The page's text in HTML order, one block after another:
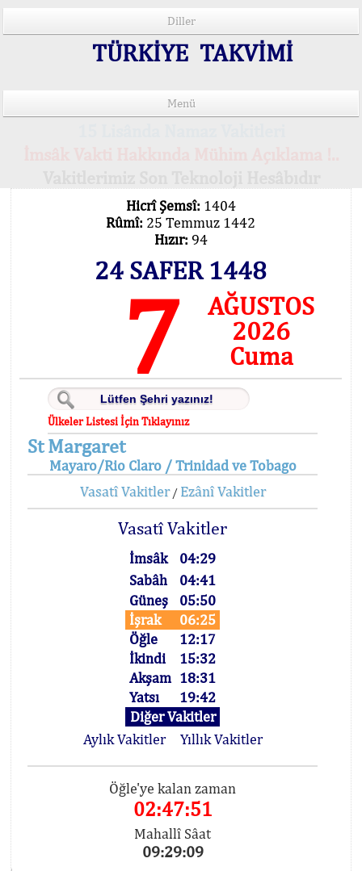
Diller
TÜRKİYE TAKVİMİ
Menü
Hicrî Şemsî: 1404
Rûmî: 25 Temmuz 1442
Hızır: 94
24 SAFER 1448
7
AĞUSTOS
2026
Cuma
Ülkeler Listesi İçin Tıklayınız
St Margaret
Mayaro/Rio Claro / Trinidad ve Tobago
Vasatî Vakitler/ Ezânî Vakitler
Vasatî Vakitler
İmsâk
04:29
Sabâh
04:41
Güneş
05:50
İşrak
06:25
Öğle
12:17
İkindi
15:32
Akşam 18:31
Yatsı
19:42
Diğer Vakitler
Aylık Vakitler
Yıllık Vakitler
Öğle'ye kalan zaman
02:47:51
Mahallî Sâat
09:29:09